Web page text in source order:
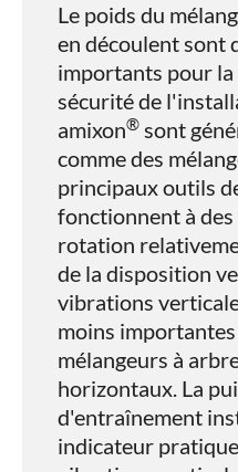
Le poids du
en découlent sont
importants pour
sécurité de
amixon® sont
comme des
principaux outils
fonctionnent à
rotation
de la disposition
vibrations
moins importantes
mélangeurs à
horizontaux. La
d'entraînement
indicateur